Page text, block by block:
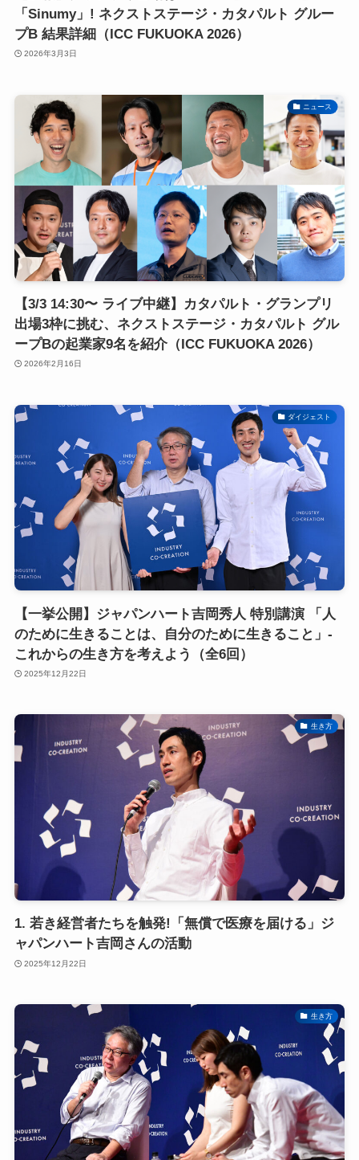
「Sinumy」! ネクストステージ・カタパルト グルー
プB 結果詳細（ICC FUKUOKA 2026）
2026年3月3日
ニュース
【3/3 14:30〜 ライブ中継】カタパルト・グランプリ
出場3枠に挑む、ネクストステージ・カタパルト グル
ープBの起業家9名を紹介（ICC FUKUOKA 2026）
2026年2月16日
ダイジェスト
【一挙公開】ジャパンハート吉岡秀人 特別講演 「人
のために生きることは、自分のために生きること」-
これからの生き方を考えよう（全6回）
2025年12月22日
生き方
1. 若き経営者たちを触発!「無償で医療を届ける」ジ
ャパンハート吉岡さんの活動
2025年12月22日
生き方